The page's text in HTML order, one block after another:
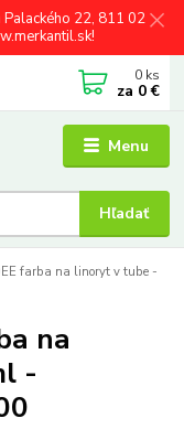
Palackého 22, 811 02
Menu
Hľadať
0 ks
za 0 €
farba na linoryt v tube -
na
-